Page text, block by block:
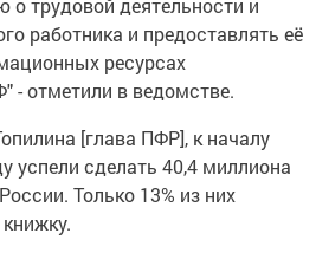
работника и предоставлять её
ресурсах
- отметили в ведомстве.
[глава ПФР], к началу
успели сделать 40,4 миллиона
Только 13% из них